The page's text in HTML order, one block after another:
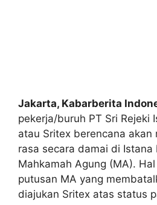
Jakarta, Kabarberita
pekerja/buruh PT Sri Rejeki
atau Sritex berencana akan
rasa secara damai di Istana
Mahkamah Agung (MA).
putusan MA yang
diajukan Sritex atas status